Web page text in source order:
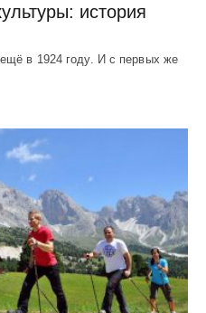
история
в 1924 году. И с первых же